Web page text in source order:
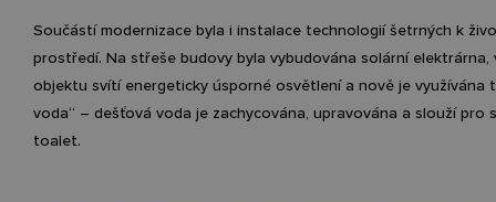
Součástí modernizace byla i instalace technologií šetrných k
prostředí. Na střeše budovy byla vybudována solární elektrárna,
objektu svítí energeticky úsporné osvětlení a nově je využívána
voda“ – dešťová voda je zachycována, upravována a slouží pro
toalet.